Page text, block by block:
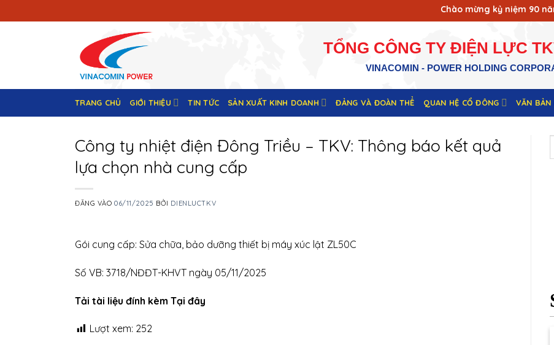
qua
Chào mừng kỷ niệm 90
TỔNG CÔNG TY ĐIỆN LỰC
VINACOMIN - POWER HOLDING
TRANG CHỦ GIỚI THIỆU TIN TỨC SẢN XUẤT KINH DOANH ĐẢNG VÀ ĐOÀN THỂ QUAN HỆ CỔ ĐÔNG VĂN BẢN
Công ty nhiệt điện Đông Triều – TKV: Thông báo kết quả
lựa chọn nhà cung cấp
ĐĂNG VÀO06/11/2025 BỞI DIENLUCTKV
Gói cung cấp: Sửa chữa, bảo dưỡng thiết bị máy xúc lật ZL50C
Số VB: 3718/NĐĐT-KHVT ngày 05/11/2025
Tải tài liệu đính kèm Tại đây
Lượt xem: 252